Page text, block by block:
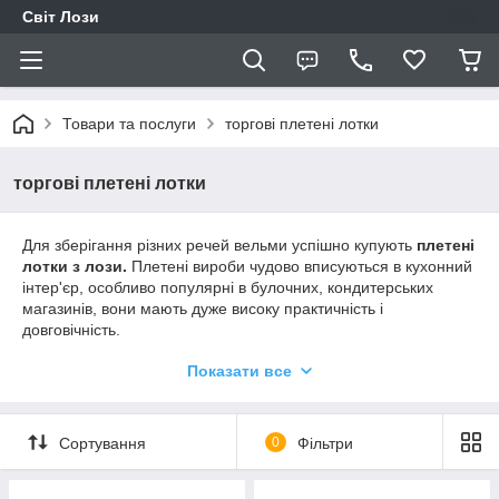
Світ Лози
Товари та послуги торгові плетені лотки
торгові плетені лотки
Для зберігання різних речей вельми успішно купують плетені
лотки з лози. Плетені вироби чудово вписуються в кухонний
інтер'єр, особливо популярні в булочних, кондитерських
магазинів, вони мають дуже високу практичність і
довговічність.
доповнять інтер'єр будь-якого магазину та гарантовано
привернуть увагу ваших покупців. Наповнивши їх цукерками,
тістечками, печивом або фруктами, ви дуже скоро зможете
побачити збільшення продажів цих продуктів, що вигідно та
Показати все
Сортування 0 Фільтри